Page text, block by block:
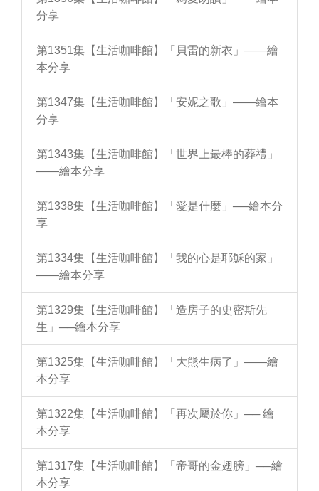
分享
第1351集【生活咖啡館】「貝雷的新衣」——繪
本分享
第1347集【生活咖啡館】「安妮之歌」——繪本
分享
第1343集【生活咖啡館】「世界上最棒的葬禮」
——繪本分享
第1338集【生活咖啡館】「愛是什麼」──繪本分
享
第1334集【生活咖啡館】「我的心是耶穌的家」
——繪本分享
第1329集【生活咖啡館】「造房子的史密斯先
生」──繪本分享
第1325集【生活咖啡館】「大熊生病了」——繪
本分享
第1322集【生活咖啡館】「再次屬於你」── 繪
本分享
第1317集【生活咖啡館】「帝哥的金翅膀」──繪
本分享